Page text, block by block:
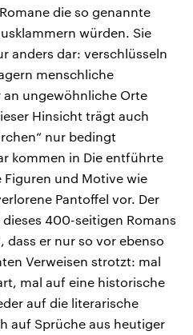
die so genannte
würden. Sie
anders dar: verschlüsseln
menschliche
ungewöhnliche Orte
Hinsicht trägt auch
nur bedingt
kommen in Die entführte
Figuren und Motive wie
Pantoffel vor. Der
400-seitigen Romans
dass er nur so vor ebenso
Verweisen strotzt: mal
mal auf eine historische
auf die literarische
auf Sprüche aus heutiger